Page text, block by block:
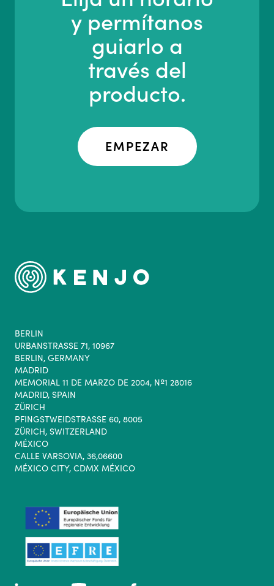
y permítanos
guiarlo a
través del
producto.
EMPEZAR
BERLIN
URBANSTRASSE 71, 10967
BERLIN, GERMANY
MADRID
MEMORIAL 11 DE MARZO DE 2004, Nº1 28016
MADRID, SPAIN
ZÜRICH
PFINGSTWEIDSTRASSE 60, 8005
ZÜRICH, SWITZERLAND
MÉXICO
CALLE VARSOVIA, 36,06600
MÉXICO CITY, CDMX MÉXICO